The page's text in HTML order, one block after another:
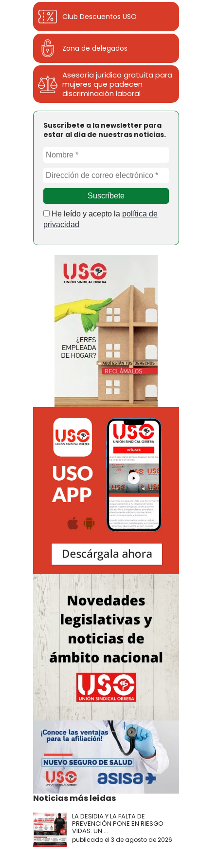
Club Descuentos USO
Zona de delegados
Asesoría jurídica gratuita para
mujeres que padecen
discriminación laboral
Suscríbete a la newsletter para
estar al día de nuestras noticias.
He leído y acepto la política de
privacidad
Noticias más leídas
LA DESIDIA Y LA FALTA DE
PREVENCIÓN PONE EN RIESGO
VIDAS: UN ...
publicado el 3 de agosto de 2026